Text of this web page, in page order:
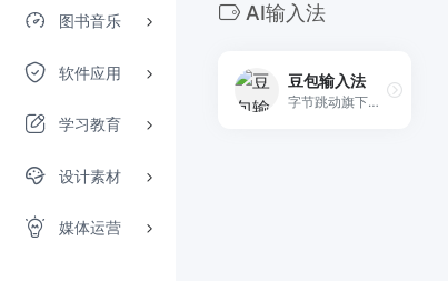
图书音乐
软件应用
学习教育
设计素材
媒体运营
AI输入法
豆包输入法
字节跳动旗下输入法，集成了先进好用的豆包语音能力，支持多种方言精准识别、智能纠错及轻声输入。同时键盘输入有强大的纠错、长输入能力与结合上下文的智能联想，让输入法成为你最好的输入 copilot。